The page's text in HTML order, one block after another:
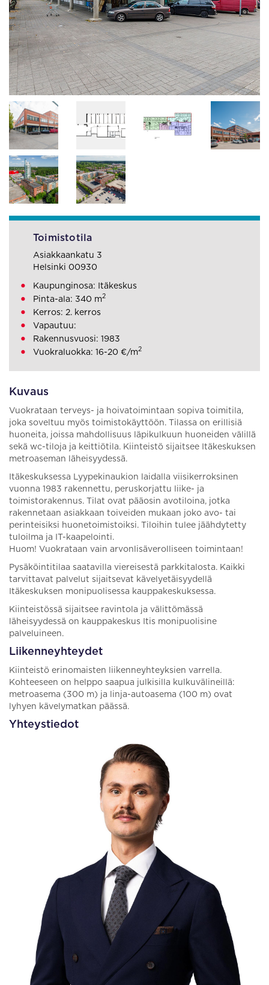
Kuvaus
Vuokrataan terveys- ja hoivatoimintaan sopiva toimitila,
joka soveltuu myös toimistokäyttöön. Tilassa on erillisiä
huoneita, joissa mahdollisuus läpikulkuun huoneiden välillä
sekä wc-tiloja ja keittiötila. Kiinteistö sijaitsee Itäkeskuksen
metroaseman läheisyydessä.
Itäkeskuksessa Lyypekinaukion laidalla viisikerroksinen
vuonna 1983 rakennettu, peruskorjattu liike- ja
toimistorakennus. Tilat ovat pääosin avotiloina, jotka
rakennetaan asiakkaan toiveiden mukaan joko avo- tai
perinteisiksi huonetoimistoiksi. Tiloihin tulee jäähdytetty
tuloilma ja IT-kaapelointi.
Huom! Vuokrataan vain arvonlisäverolliseen toimintaan!
Pysäköintitilaa saatavilla viereisestä parkkitalosta. Kaikki
tarvittavat palvelut sijaitsevat kävelyetäisyydellä
Itäkeskuksen monipuolisessa kauppakeskuksessa.
Kiinteistössä sijaitsee ravintola ja välittömässä
läheisyydessä on kauppakeskus Itis monipuolisine
palveluineen.
Liikenneyhteydet
Kiinteistö erinomaisten liikenneyhteyksien varrella.
Kohteeseen on helppo saapua julkisilla kulkuvälineillä:
metroasema (300 m) ja linja-autoasema (100 m) ovat
lyhyen kävelymatkan päässä.
Yhteystiedot
Toimistotila
Asiakkaankatu 3
Helsinki 00930
Kaupunginosa: Itäkeskus
Pinta-ala: 340 m2
Kerros: 2. kerros
Vapautuu:
Rakennusvuosi: 1983
Vuokraluokka: 16-20 €/m2